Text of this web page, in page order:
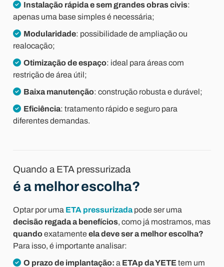
Instalação rápida e sem grandes obras civis:
apenas uma base simples é necessária;
Modularidade: possibilidade de ampliação ou
realocação;
Otimização de espaço: ideal para áreas com
restrição de área útil;
Baixa manutenção: construção robusta e durável;
Eficiência: tratamento rápido e seguro para
diferentes demandas.
Quando a ETA pressurizada
é a melhor escolha?
Optar por uma ETA pressurizada pode ser uma
decisão regada a benefícios, como já mostramos, mas
quandoexatamente ela deve ser a melhor escolha?
Para isso, é importante analisar:
O prazo de implantação: a ETAp da YETE tem um